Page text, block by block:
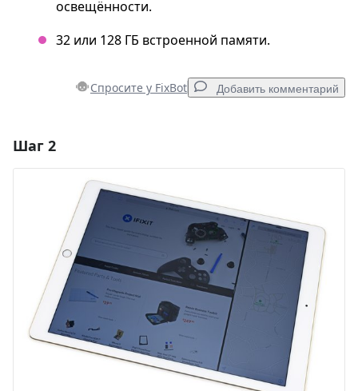
освещённости.
32 или 128 ГБ встроенной памяти.
Спросите у FixBot Добавить комментарий
Добавить комментарий
Оставить комментарий
Шаг 2